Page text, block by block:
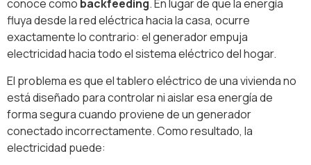
conoce como backfeeding. En lugar de que la energía
fluya desde la red eléctrica hacia la casa, ocurre
exactamente lo contrario: el generador empuja
electricidad hacia todo el sistema eléctrico del hogar.
El problema es que el tablero eléctrico de una vivienda no
está diseñado para controlar ni aislar esa energía de
forma segura cuando proviene de un generador
conectado incorrectamente. Como resultado, la
electricidad puede: